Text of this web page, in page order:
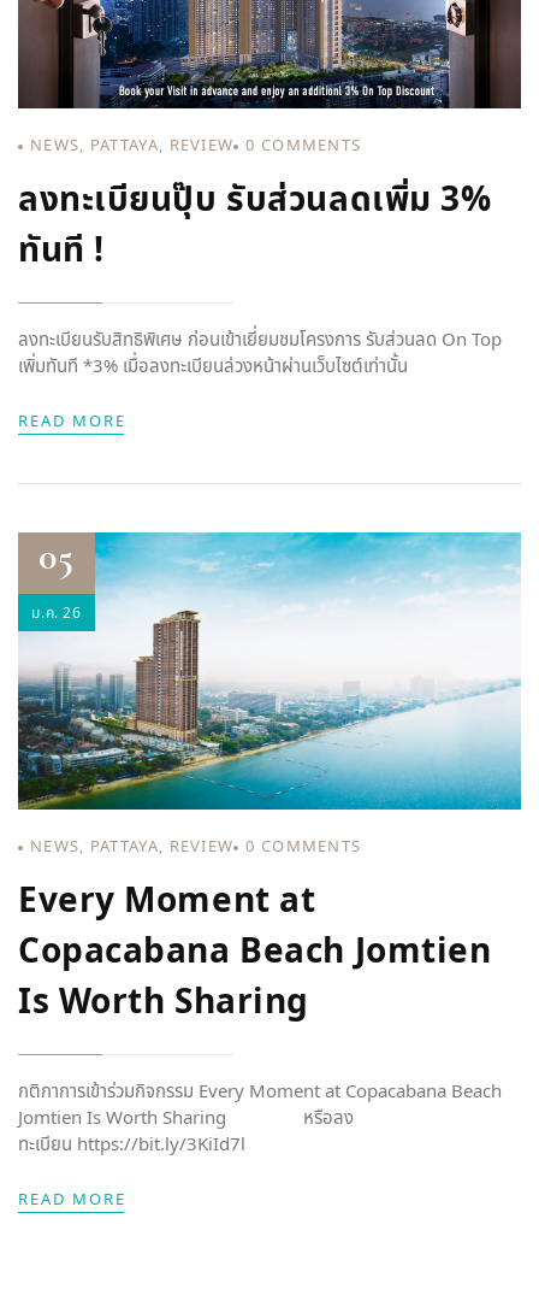
NEWS, PATTAYA, REVIEW 0 COMMENTS
ลงทะเบียนปุ๊บ รับส่วนลดเพิ่ม 3%
ทันที !
ลงทะเบียนรับสิทธิพิเศษ ก่อนเข้าเยี่ยมชมโครงการ รับส่วนลด On Top
เพิ่มทันที *3% เมื่อลงทะเบียนล่วงหน้าผ่านเว็บไซต์เท่านั้น
READ MORE
05
ม.ค. 26
NEWS, PATTAYA, REVIEW 0 COMMENTS
Every Moment at
Copacabana Beach Jomtien
Is Worth Sharing
กติกาการเข้าร่วมกิจกรรม Every Moment at Copacabana Beach
Jomtien Is Worth Sharing หรือลง
ทะเบียน https://bit.ly/3KiId7l
READ MORE